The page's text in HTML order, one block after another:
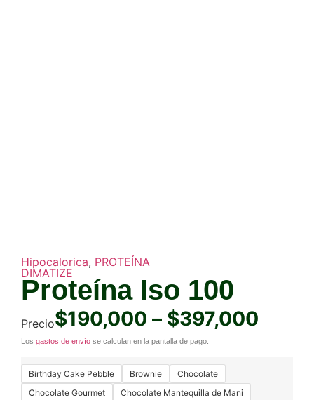
Hipocalorica, PROTEÍNA
DIMATIZE
Proteína Iso 100
Precio$190,000 – $397,000
Los gastos de envío se calculan en la pantalla de pago.
Birthday Cake Pebble Brownie
Chocolate
Chocolate Gourmet
Chocolate Mantequilla de Mani